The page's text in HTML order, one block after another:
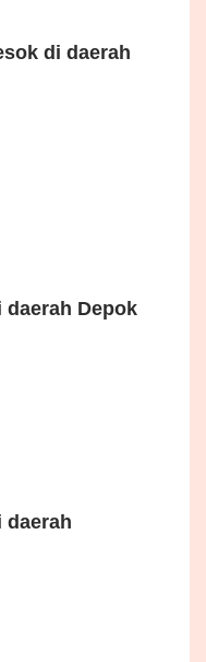
di daerah
daerah Depok
daerah